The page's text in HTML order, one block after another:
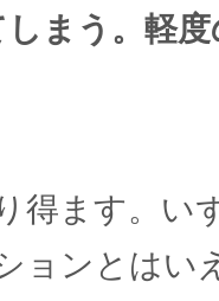
まう。軽
得ます。い
ョンとはい